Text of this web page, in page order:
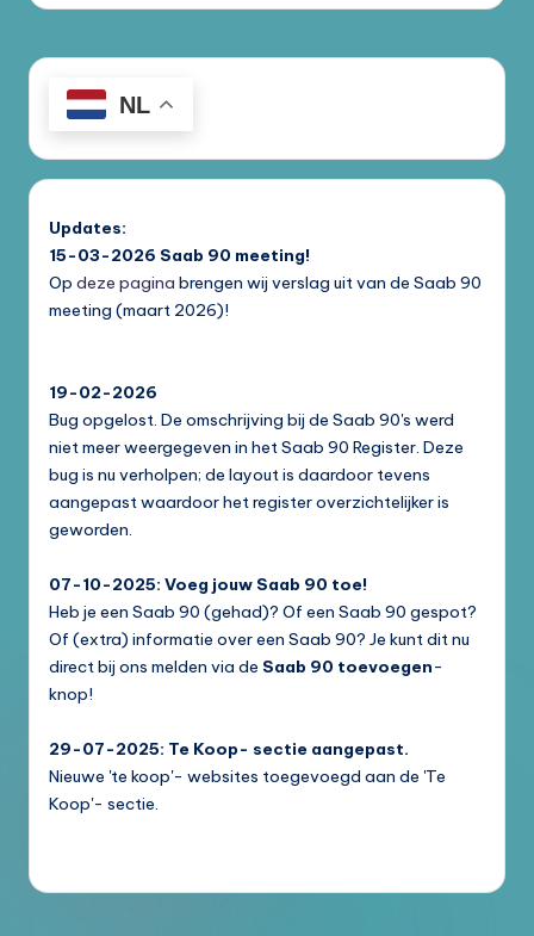
NL
Updates:
15-03-2026 Saab 90 meeting!
Op deze pagina brengen wij verslag uit van de Saab 90
meeting (maart 2026)!
19-02-2026
Bug opgelost. De omschrijving bij de Saab 90's werd
niet meer weergegeven in het Saab 90 Register. Deze
bug is nu verholpen; de layout is daardoor tevens
aangepast waardoor het register overzichtelijker is
geworden.
07-10-2025: Voeg jouw Saab 90 toe!
Heb je een Saab 90 (gehad)? Of een Saab 90 gespot?
Of (extra) informatie over een Saab 90? Je kunt dit nu
direct bij ons melden via de Saab 90 toevoegen-
knop!
29-07-2025: Te Koop- sectie aangepast.
Nieuwe 'te koop'- websites toegevoegd aan de 'Te
Koop'- sectie.